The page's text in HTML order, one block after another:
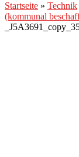
Startseite » Technik
(kommunal